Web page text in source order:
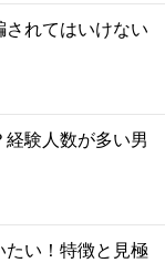
れてはいけない
験人数が多い男
い！特徴と見極